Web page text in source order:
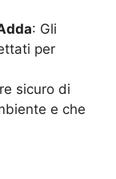
: Gli
per
sicuro di
e che